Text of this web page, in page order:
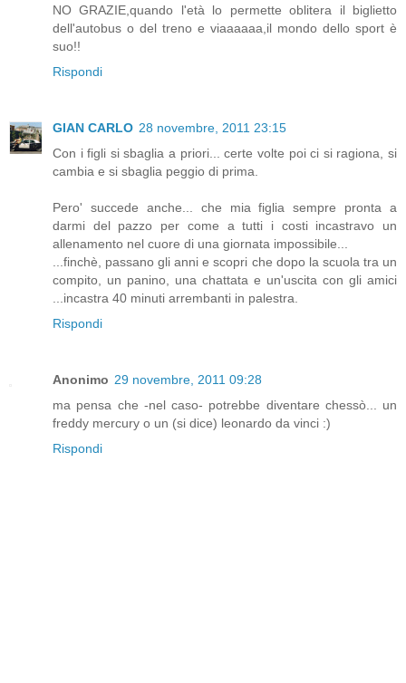
NO GRAZIE,quando l'età lo permette oblitera il biglietto
dell'autobus o del treno e viaaaaaa,il mondo dello sport è
suo!!
Rispondi
GIAN CARLO 28 novembre, 2011 23:15
Con i figli si sbaglia a priori... certe volte poi ci si ragiona, si
cambia e si sbaglia peggio di prima.
Pero' succede anche... che mia figlia sempre pronta a
darmi del pazzo per come a tutti i costi incastravo un
allenamento nel cuore di una giornata impossibile...
...finchè, passano gli anni e scopri che dopo la scuola tra un
compito, un panino, una chattata e un'uscita con gli amici
...incastra 40 minuti arrembanti in palestra.
Rispondi
Anonimo 29 novembre, 2011 09:28
ma pensa che -nel caso- potrebbe diventare chessò... un
freddy mercury o un (si dice) leonardo da vinci :)
Rispondi